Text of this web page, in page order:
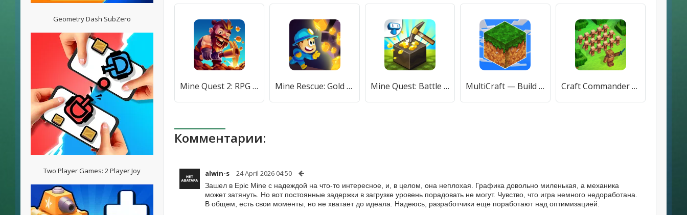
Geometry Dash SubZero
Two Player Games: 2 Player Joy
Mine Quest 2: RPG Mining Game (Мине Квест 2) [МОД Mega Pack] APK Android Mine Rescue: Gold Mining Games (Майн Рескью) [МОД Mega Pack] APK Android Mine Quest: Battle Dungeon RPG (Майн Квест) [МОД Mega Pack] APK Android MultiCraft — Build and Mine! [МОД Много денег] APK Android Craft Commander – Mine & Build (Крафт Коммандер) [МОД Premium] APK Android
Комментарии:
alwin-s 24 April 2026 04:50
Зашел в Epic Mine с надеждой на что-то интересное, и, в целом, она неплохая. Графика довольно миленькая, а механика
может затянуть. Но вот постоянные задержки в загрузке уровень порадовать не могут. Чувство, что игра немного недоработана.
В общем, есть свои моменты, но не хватает до идеала. Надеюсь, разработчики еще поработают над оптимизацией.